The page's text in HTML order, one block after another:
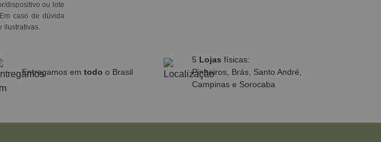
dispositivo ou lote
caso de dúvida
ilustrativas.
Entregamos em todo o Brasil
5 Lojas físicas:
Pinheiros, Brás, Santo André,
Campinas e Sorocaba